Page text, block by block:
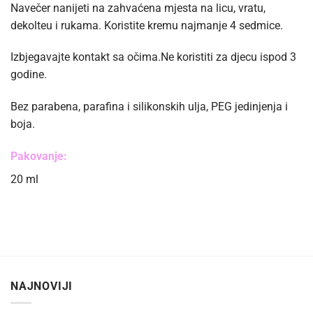
Navečer nanijeti na zahvaćena mjesta na licu, vratu,
dekolteu i rukama. Koristite kremu najmanje 4 sedmice.
Izbjegavajte kontakt sa očima.Ne koristiti za djecu ispod 3
godine.
Bez parabena, parafina i silikonskih ulja, PEG jedinjenja i
boja.
Pakovanje:
20 ml
NAJNOVIJI